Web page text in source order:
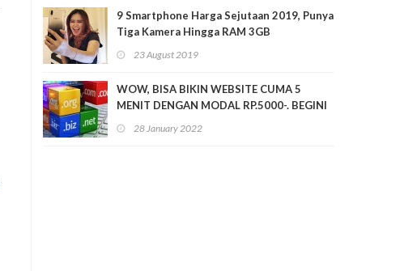
9 Smartphone Harga Sejutaan 2019, Punya
Tiga Kamera Hingga RAM 3GB
23 August 2019
WOW, BISA BIKIN WEBSITE CUMA 5
MENIT DENGAN MODAL RP.5000-. BEGINI
28 January 2022